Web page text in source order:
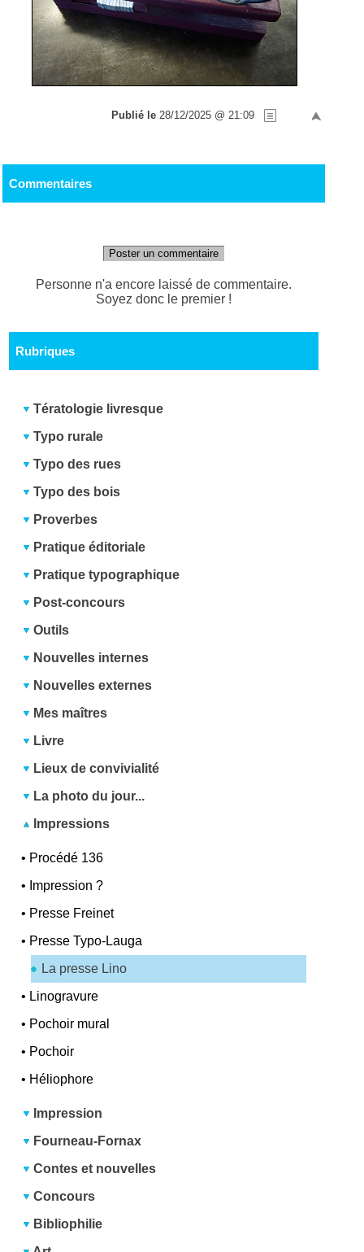
Publié le 28/12/2025 @ 21:09
Commentaires
Poster un commentaire
Personne n'a encore laissé de commentaire.
Soyez donc le premier !
Rubriques
Tératologie livresque
Typo rurale
Typo des rues
Typo des bois
Proverbes
Pratique éditoriale
Pratique typographique
Post-concours
Outils
Nouvelles internes
Nouvelles externes
Mes maîtres
Livre
Lieux de convivialité
La photo du jour...
Impressions
• Procédé 136
• Impression ?
• Presse Freinet
• Presse Typo-Lauga
La presse Lino
• Linogravure
• Pochoir mural
• Pochoir
• Héliophore
Impression
Fourneau-Fornax
Contes et nouvelles
Concours
Bibliophilie